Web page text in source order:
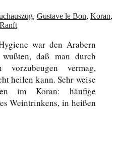
, Gustave le Bon, Koran,
war den Arabern
daß man durch
vorzubeugen vermag,
heilen kann. Sehr weise
im Koran: häufige
Weintrinkens, in heißen